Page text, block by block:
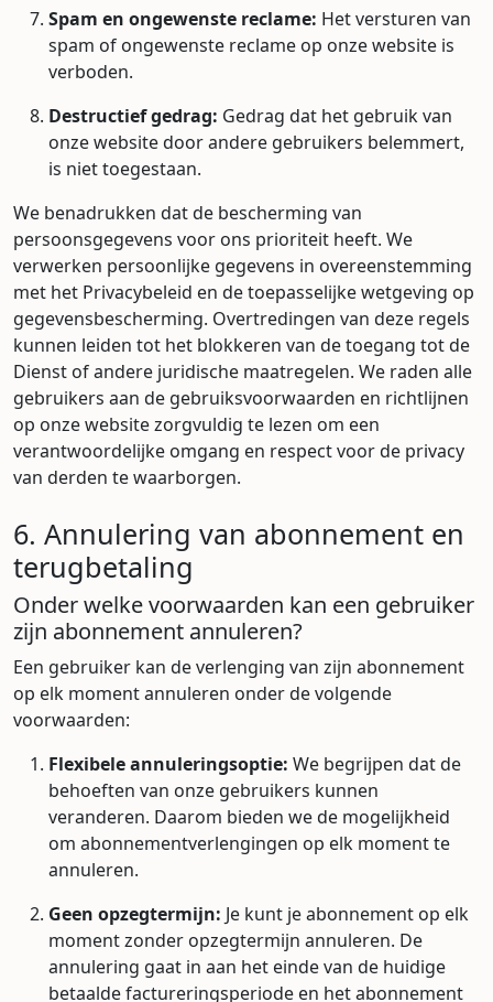
Spam en ongewenste reclame: Het versturen van
spam of ongewenste reclame op onze website is
verboden.
Destructief gedrag: Gedrag dat het gebruik van
onze website door andere gebruikers belemmert,
is niet toegestaan.
We benadrukken dat de bescherming van
persoonsgegevens voor ons prioriteit heeft. We
verwerken persoonlijke gegevens in overeenstemming
met het Privacybeleid en de toepasselijke wetgeving op
gegevensbescherming. Overtredingen van deze regels
kunnen leiden tot het blokkeren van de toegang tot de
Dienst of andere juridische maatregelen. We raden alle
gebruikers aan de gebruiksvoorwaarden en richtlijnen
op onze website zorgvuldig te lezen om een
verantwoordelijke omgang en respect voor de privacy
van derden te waarborgen.
6. Annulering van abonnement en
terugbetaling
Onder welke voorwaarden kan een gebruiker
zijn abonnement annuleren?
Een gebruiker kan de verlenging van zijn abonnement
op elk moment annuleren onder de volgende
voorwaarden:
Flexibele annuleringsoptie: We begrijpen dat de
behoeften van onze gebruikers kunnen
veranderen. Daarom bieden we de mogelijkheid
om abonnementverlengingen op elk moment te
annuleren.
Geen opzegtermijn: Je kunt je abonnement op elk
moment zonder opzegtermijn annuleren. De
annulering gaat in aan het einde van de huidige
betaalde factureringsperiode en het abonnement